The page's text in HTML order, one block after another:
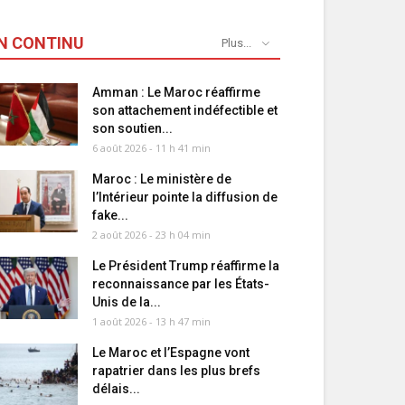
CONTINU Plus...
Amman : Le Maroc réaffirme
son attachement indéfectible et
son soutien...
6 août 2026 - 11 h 41 min
Maroc : Le ministère de
l’Intérieur pointe la diffusion de
fake...
2 août 2026 - 23 h 04 min
Le Président Trump réaffirme la
reconnaissance par les États-
Unis de la...
1 août 2026 - 13 h 47 min
Le Maroc et l’Espagne vont
rapatrier dans les plus brefs
délais...